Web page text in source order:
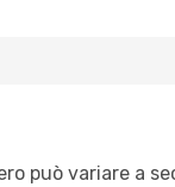
può variare a